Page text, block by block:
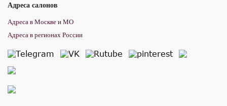
Адреса салонов
Адреса в Москве и МО
Адреса в регионах России